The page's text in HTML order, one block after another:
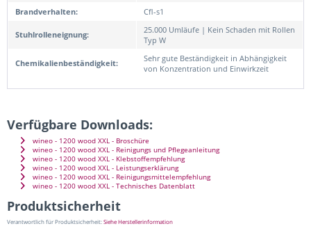
Brandverhalten:
Cfl-s1
Stuhlrolleneignung:
25.000 Umläufe | Kein Schaden mit Rollen
Typ W
Chemikalienbeständigkeit:
Sehr gute Beständigkeit in Abhängigkeit
von Konzentration und Einwirkzeit
Verfügbare Downloads:
wineo - 1200 wood XXL - Broschüre
wineo - 1200 wood XXL - Reinigungs und Pflegeanleitung
wineo - 1200 wood XXL - Klebstoffempfehlung
wineo - 1200 wood XXL - Leistungserklärung
wineo - 1200 wood XXL - Reinigungsmittelempfehlung
wineo - 1200 wood XXL - Technisches Datenblatt
Produktsicherheit
Verantwortlich für Produktsicherheit:Siehe Herstellerinformation